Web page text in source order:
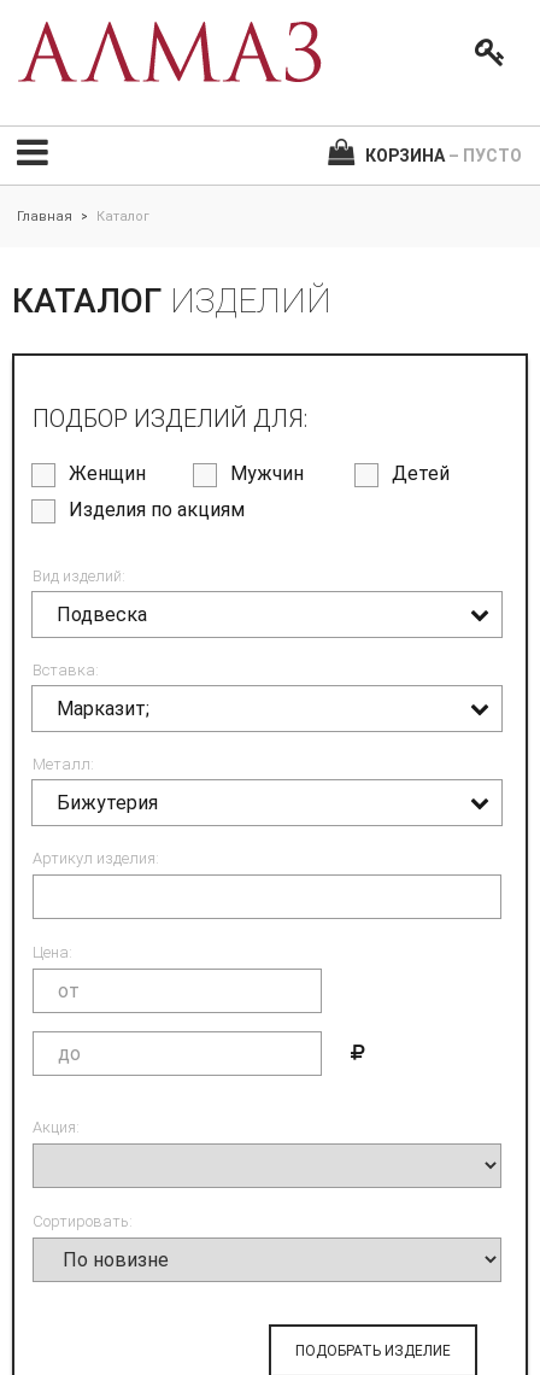
КОРЗИНА – ПУСТО
Главная > Каталог
КАТАЛОГ ИЗДЕЛИЙ
ПОДБОР ИЗДЕЛИЙ ДЛЯ:
Женщин Мужчин
Детей
Изделия по акциям
Вид изделий:
Подвеска
Вставка:
Марказит;
Металл:
Бижутерия
Артикул изделия:
Цена:
Акция:
Сортировать:
ПОДОБРАТЬ ИЗДЕЛИЕ